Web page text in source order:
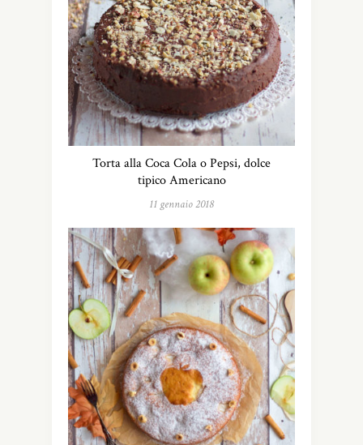
Torta alla Coca Cola o Pepsi, dolce
tipico Americano
11 gennaio 2018